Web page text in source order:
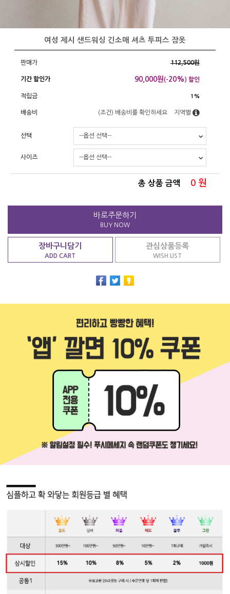
여성 제시 샌드워싱 긴소매 셔츠 투피스 잠옷
판매가 112,500원
기간 할인가 90,000원(-20%) 할인
적립금 1%
배송비 (조건) 배송비를 확인하세요 지역별
선택
사이즈
총 상품 금액 0 원
바로주문하기
BUY NOW
장바구니담기
ADD CART
관심상품등록
WISH LIST